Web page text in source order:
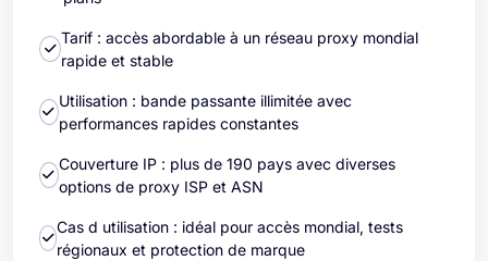
Tarif : accès abordable à un réseau proxy mondial
rapide et stable
Utilisation : bande passante illimitée avec
performances rapides constantes
Couverture IP : plus de 190 pays avec diverses
options de proxy ISP et ASN
Cas d utilisation : idéal pour accès mondial, tests
régionaux et protection de marque